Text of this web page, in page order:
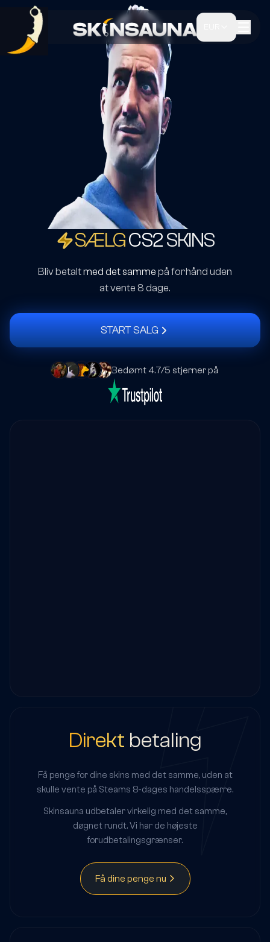
SÆLGCS2
SÆLGCS2SKINS
Bliv betaltmed det samme på forhånd uden
at vente 8 dage.
START SALG
Bedømt 4.7/5 stjerner på
Direkt betaling
Få penge for dine skins med det samme, uden at
skulle vente på Steams 8-dages handelsspærre.
Skinsauna udbetaler virkelig med det samme,
døgnet rundt. Vi har de højeste
forudbetalingsgrænser.
Få dine penge nu